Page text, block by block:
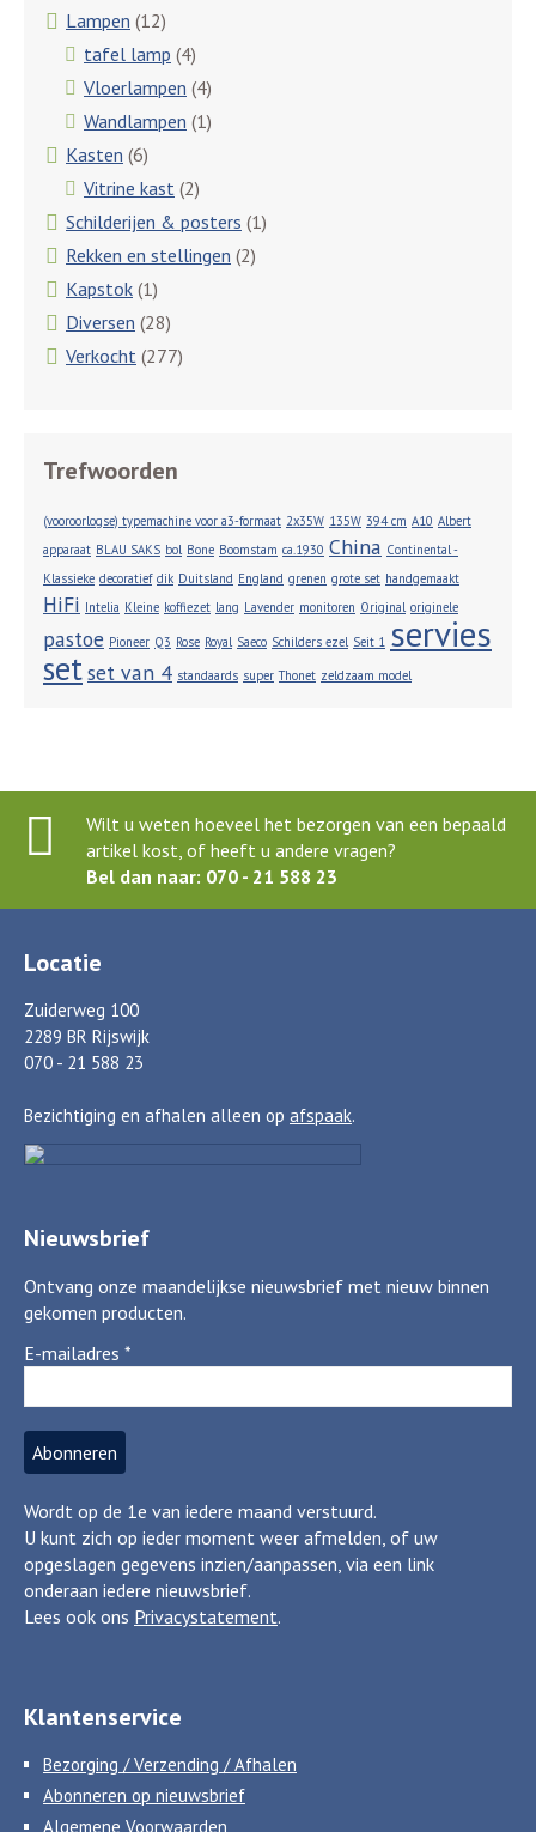
Lampen (12)
tafel lamp (4)
Vloerlampen (4)
Wandlampen (1)
Kasten (6)
Vitrine kast (2)
Schilderijen & posters (1)
Rekken en stellingen (2)
Kapstok (1)
Diversen (28)
Verkocht (277)
Trefwoorden
(vooroorlogse) typemachine voor a3-formaat 2x35W 135W 394 cm A10 Albert
apparaat BLAU SAKS bol Bone Boomstam ca.1930 China Continental -
Klassieke decoratief dik Duitsland England grenen grote set handgemaakt
HiFi Intelia Kleine koffiezet lang Lavender monitoren Original originele
pastoe Pioneer Q3 Rose Royal Saeco Schilders ezel Seit 1 servies
setset van 4 standaards super Thonet zeldzaam model
Wilt u weten hoeveel het bezorgen van een bepaald
artikel kost, of heeft u andere vragen?
Bel dan naar: 070 - 21 588 23
Locatie
Zuiderweg 100
2289 BR Rijswijk
070 - 21 588 23
Bezichtiging en afhalen alleen op afspaak.
Nieuwsbrief
Ontvang onze maandelijkse nieuwsbrief met nieuw binnen
gekomen producten.
E-mailadres *
Wordt op de 1e van iedere maand verstuurd.
U kunt zich op ieder moment weer afmelden, of uw
opgeslagen gegevens inzien/aanpassen, via een link
onderaan iedere nieuwsbrief.
Lees ook ons Privacystatement.
Klantenservice
Bezorging / Verzending / Afhalen
Abonneren op nieuwsbrief
Algemene Voorwaarden